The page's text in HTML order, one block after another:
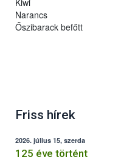
Kiwi
Narancs
Őszibarack befőtt
Friss hírek
2026. július 15, szerda
125 éve történt